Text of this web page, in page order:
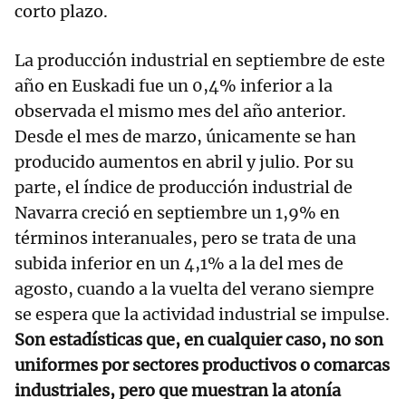
corto plazo.
La producción industrial en septiembre de este
año en Euskadi fue un 0,4% inferior a la
observada el mismo mes del año anterior.
Desde el mes de marzo, únicamente se han
producido aumentos en abril y julio. Por su
parte, el índice de producción industrial de
Navarra creció en septiembre un 1,9% en
términos interanuales, pero se trata de una
subida inferior en un 4,1% a la del mes de
agosto, cuando a la vuelta del verano siempre
se espera que la actividad industrial se impulse.
Son estadísticas que, en cualquier caso, no son
uniformes por sectores productivos o comarcas
industriales, pero que muestran la atonía